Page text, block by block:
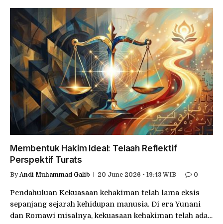
Membentuk Hakim Ideal: Telaah Reflektif
Perspektif Turats
By Andi Muhammad Galib 20 June 2026 • 19:43 WIB 0
Pendahuluan Kekuasaan kehakiman telah lama eksis
sepanjang sejarah kehidupan manusia. Di era Yunani
dan Romawi misalnya, kekuasaan kehakiman telah ada…